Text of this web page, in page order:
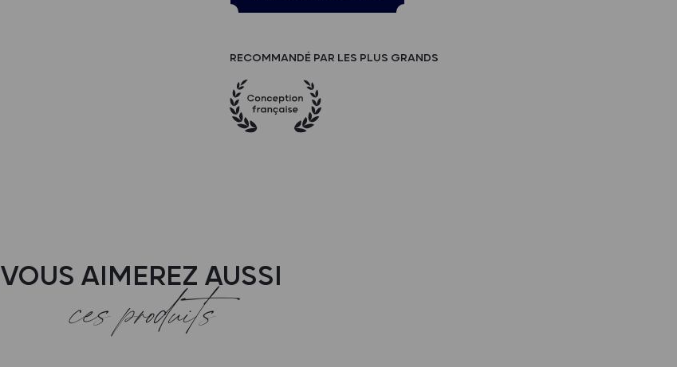
RECOMMANDÉ PAR LES PLUS GRANDS
VOUS AIMEREZ AUSSI
ces produits